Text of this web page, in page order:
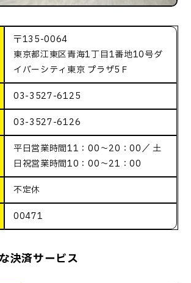
〒135-0064
東京都江東区青海1丁目1番地10号ダ
イバーシティ東京 プラザ5Ｆ
03-3527-6125
03-3527-6126
平日営業時間11：00～20：00／ 土
日祝営業時間10：00～21：00
不定休
00471
決済サービス